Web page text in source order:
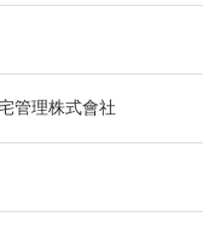
管理株式會社